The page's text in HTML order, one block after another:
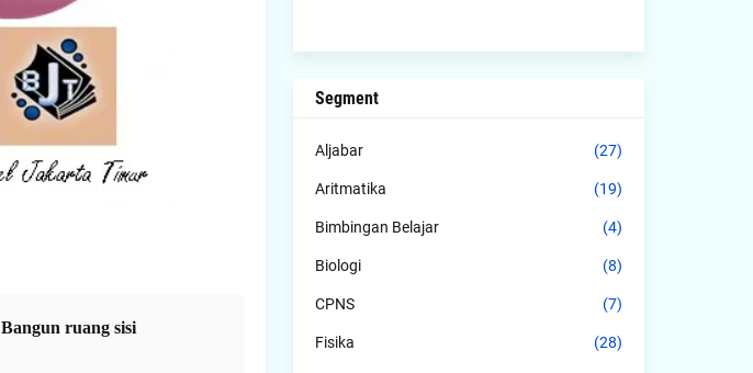
Bangun ruang sisi
Segment
Aljabar (27)
Aritmatika (19)
Bimbingan Belajar (4)
Biologi (8)
CPNS (7)
Fisika (28)